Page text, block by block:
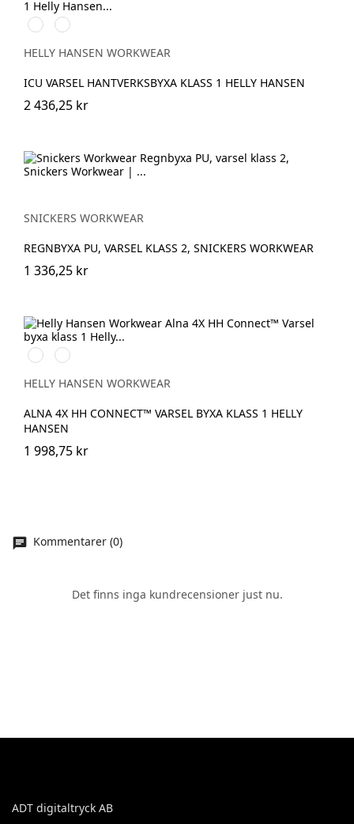
369
YELLOW/EBONY
269
ORANGE/EBONY
HELLY HANSEN WORKWEAR
ICU VARSEL HANTVERKSBYXA KLASS 1 HELLY HANSEN
2 436,25 kr
SNICKERS WORKWEAR
REGNBYXA PU, VARSEL KLASS 2, SNICKERS WORKWEAR
1 336,25 kr
369
YELLOW/EBONY
269
ORANGE/EBONY
HELLY HANSEN WORKWEAR
ALNA 4X HH CONNECT™ VARSEL BYXA KLASS 1 HELLY
HANSEN
1 998,75 kr
Kommentarer (0)
Det finns inga kundrecensioner just nu.
ADT digitaltryck AB